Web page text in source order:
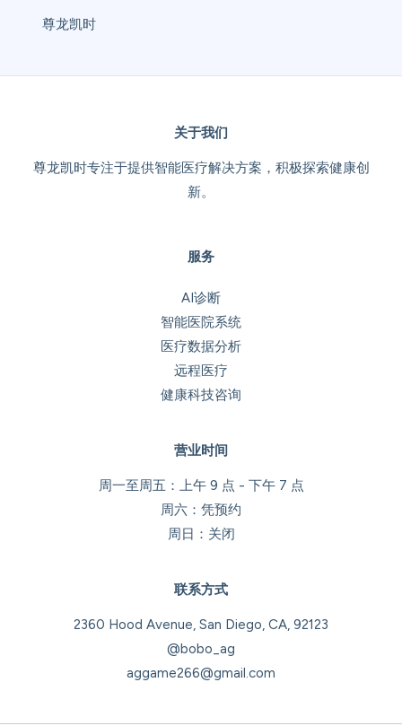
尊龙凯时
关于我们
尊龙凯时专注于提供智能医疗解决方案，积极探索健康创
新。
服务
AI诊断
智能医院系统
医疗数据分析
远程医疗
健康科技咨询
营业时间
周一至周五：上午 9 点 - 下午 7 点
周六：凭预约
周日：关闭
联系方式
2360 Hood Avenue, San Diego, CA, 92123
@bobo_ag
aggame266@gmail.com